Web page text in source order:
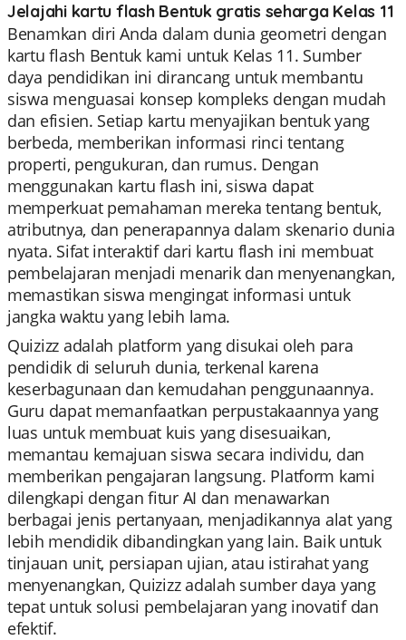
Jelajahi kartu flash Bentuk gratis seharga Kelas 11
Benamkan diri Anda dalam dunia geometri dengan
kartu flash Bentuk kami untuk Kelas 11. Sumber
daya pendidikan ini dirancang untuk membantu
siswa menguasai konsep kompleks dengan mudah
dan efisien. Setiap kartu menyajikan bentuk yang
berbeda, memberikan informasi rinci tentang
properti, pengukuran, dan rumus. Dengan
menggunakan kartu flash ini, siswa dapat
memperkuat pemahaman mereka tentang bentuk,
atributnya, dan penerapannya dalam skenario dunia
nyata. Sifat interaktif dari kartu flash ini membuat
pembelajaran menjadi menarik dan menyenangkan,
memastikan siswa mengingat informasi untuk
jangka waktu yang lebih lama.
Quizizz adalah platform yang disukai oleh para
pendidik di seluruh dunia, terkenal karena
keserbagunaan dan kemudahan penggunaannya.
Guru dapat memanfaatkan perpustakaannya yang
luas untuk membuat kuis yang disesuaikan,
memantau kemajuan siswa secara individu, dan
memberikan pengajaran langsung. Platform kami
dilengkapi dengan fitur AI dan menawarkan
berbagai jenis pertanyaan, menjadikannya alat yang
lebih mendidik dibandingkan yang lain. Baik untuk
tinjauan unit, persiapan ujian, atau istirahat yang
menyenangkan, Quizizz adalah sumber daya yang
tepat untuk solusi pembelajaran yang inovatif dan
efektif.